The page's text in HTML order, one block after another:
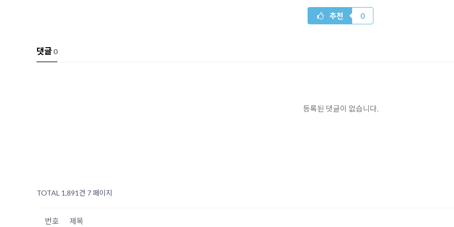
추천 0
댓글 0
등록된 댓글이 없습니다.
TOTAL 1,891건 7 페이지
번호 제목